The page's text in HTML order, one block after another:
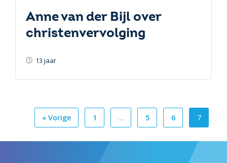
Anne van der Bijl over
christenvervolging
13 jaar
« Vorige 1 … 5 6 7